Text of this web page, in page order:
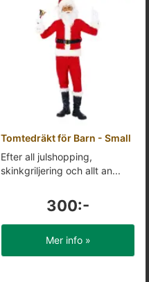
Tomtedräkt för Barn - Small
Efter all julshopping,
skinkgriljering och allt an...
300:-
Mer info »